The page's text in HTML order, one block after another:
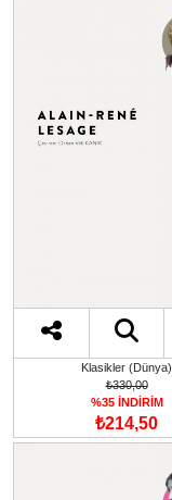
Klasikler (Dünya)
₺330,00
%35 İNDİRİM
₺214,50